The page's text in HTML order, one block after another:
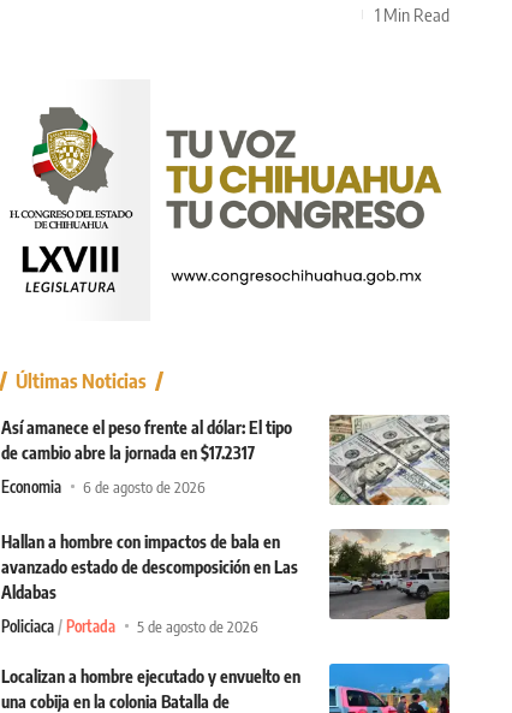
1 Min Read
Últimas Noticias
Así amanece el peso frente al dólar: El tipo
de cambio abre la jornada en $17.2317
Economia 6 de agosto de 2026
Hallan a hombre con impactos de bala en
avanzado estado de descomposición en Las
Aldabas
Policiaca Portada 5 de agosto de 2026
Localizan a hombre ejecutado y envuelto en
una cobija en la colonia Batalla de